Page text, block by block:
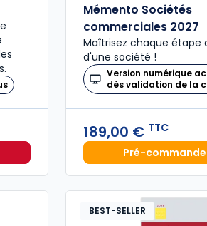
annoté à 49,00 € TTC
Mémento Sociétés
commerciales 2027
Maîtrisez chaque étape
d'une société !
Version numérique
dès validation de la
189,00 € TTC
Pré-
BEST-SELLER